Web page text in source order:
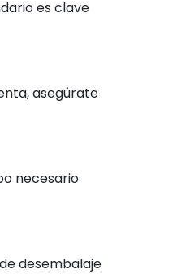
es clave
asegúrate
necesario
desembalaje